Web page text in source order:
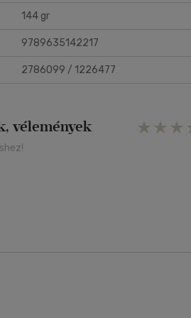
144 gr
9789635142217
2786099 / 1226477
vélemények